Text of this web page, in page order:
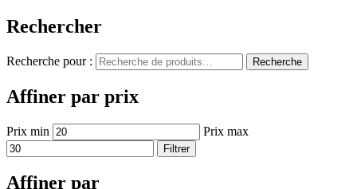
Rechercher
Recherche pour : Recherche
Affiner par prix
Prix min Prix max
Filtrer
Affiner par